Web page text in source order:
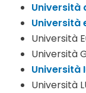
Università
Università
Università
Università
Università
Università